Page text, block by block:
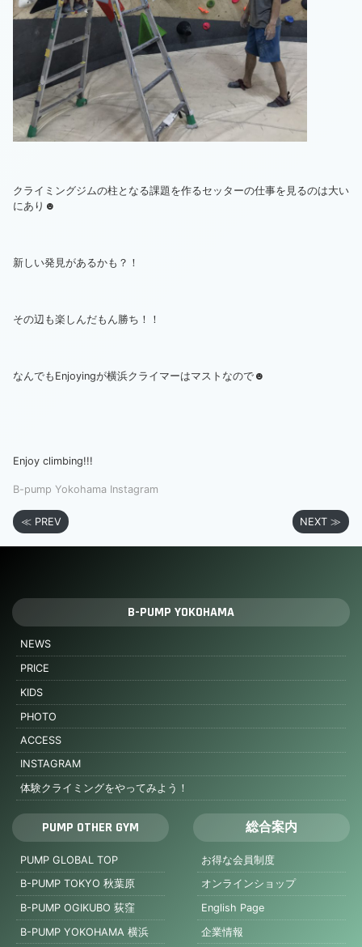
クライミングジムの柱となる課題を作るセッターの仕事を見るのは大い
にあり☻
新しい発見があるかも？！
その辺も楽しんだもん勝ち！！
なんでもEnjoyingが横浜クライマーはマストなので☻
Enjoy climbing!!!
B-pump Yokohama Instagram
≪ PREV NEXT ≫
B-PUMP YOKOHAMA
NEWS
PRICE
KIDS
PHOTO
ACCESS
INSTAGRAM
体験クライミングをやってみよう！
PUMP OTHER GYM
PUMP GLOBAL TOP
B-PUMP TOKYO 秋葉原
B-PUMP OGIKUBO 荻窪
B-PUMP YOKOHAMA 横浜
総合案内
お得な会員制度
オンラインショップ
English Page
企業情報